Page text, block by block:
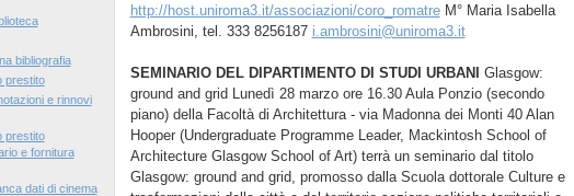
bibliografia
prestito
e rinnovi
prestito
e fornitura
dati di cinema
http://host.uniroma3.it/associazioni/coro_romatreM° Maria Isabella
Ambrosini, tel. 333 8256187 i.ambrosini@uniroma3.it
SEMINARIO DEL DIPARTIMENTO DI STUDI URBANI Glasgow:
ground and grid Lunedì 28 marzo ore 16.30 Aula Ponzio (secondo
piano) della Facoltà di Architettura - via Madonna dei Monti 40 Alan
Hooper (Undergraduate Programme Leader, Mackintosh School of
Architecture Glasgow School of Art) terrà un seminario dal titolo
Glasgow: ground and grid, promosso dalla Scuola dottorale Culture e